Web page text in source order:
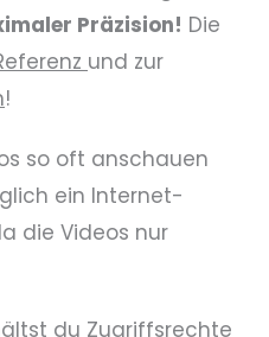
Präzision! Die
und zur
!
so oft anschauen
ein Internet-
die Videos nur
du Zugriffsrechte